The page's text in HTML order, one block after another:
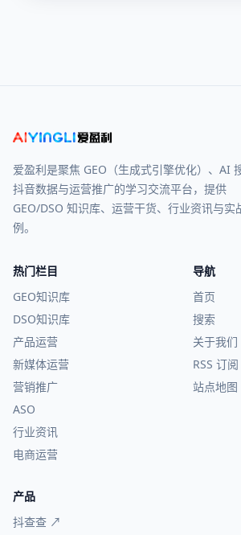
爱盈利是聚焦 GEO（生成式引擎优化）、AI
抖音数据与运营推广的学习交流平台，提供
GEO/DSO 知识库、运营干货、行业资讯与实
例。
热门栏目
GEO知识库
DSO知识库
产品运营
新媒体运营
营销推广
ASO
行业资讯
电商运营
导航
首页
搜索
关于我们
RSS 订阅
站点地图
产品
抖查查 ↗